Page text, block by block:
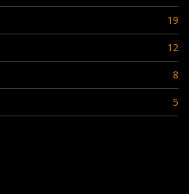
19
12
8
5